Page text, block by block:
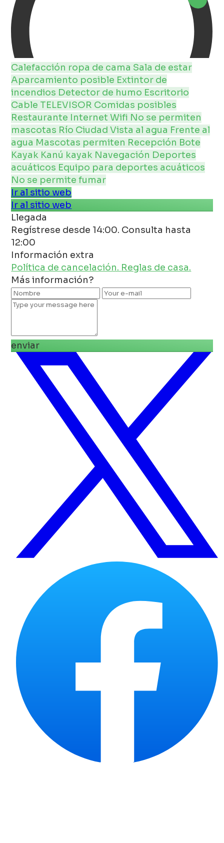
Calefacción ropa de cama Sala de estar
Aparcamiento posible Extintor de
incendios Detector de humo Escritorio
Cable TELEVISOR Comidas posibles
Restaurante InternetWifi No se permiten
mascotas Río CiudadVista al agua Frente al
agua Mascotas permiten Recepción Bote
Kayak Kanú kayak Navegación Deportes
acuáticos Equipo para deportes acuáticos
No se permite fumar
Ir al sitio web
Ir al sitio web
Llegada
Regístrese desde 14:00. Consulta hasta
12:00
Información extra
Política de cancelación. Reglas de casa.
Más información?
enviar